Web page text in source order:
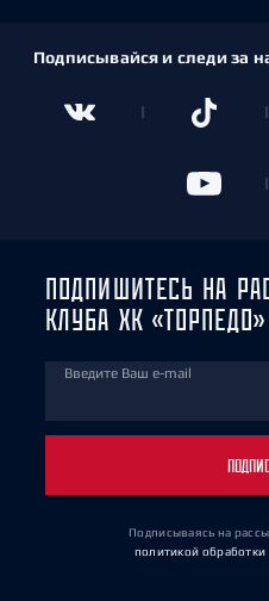
Подписывайся и следи за
ПОДПИШИТЕСЬ НА
КЛУБА ХК «ТОРПЕДО»
Введите Ваш e-mail
Подписываясь на
политикой